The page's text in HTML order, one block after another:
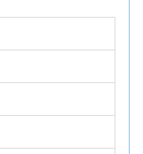
る申請の場合
申請してくださ
申請） &rarr; 令
事務室へ提出し
等がある場合は、
：０２７４－６３
） &nbsp; &nbsp;
用してください。